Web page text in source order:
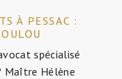
À PESSAC :
spécialisé
Maître Hélène